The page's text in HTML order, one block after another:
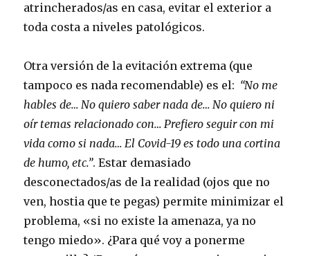
atrincherados/as en casa, evitar el exterior a
toda costa a niveles patológicos.
Otra versión de la evitación extrema (que
tampoco es nada recomendable) es el: “No me
hables de… No quiero saber nada de… No quiero ni
oír temas relacionado con… Prefiero seguir con mi
vida como si nada… El Covid-19 es todo una cortina
de humo, etc.”. Estar demasiado
desconectados/as de la realidad (ojos que no
ven, hostia que te pegas) permite minimizar el
problema, «si no existe la amenaza, ya no
tengo miedo». ¿Para qué voy a ponerme